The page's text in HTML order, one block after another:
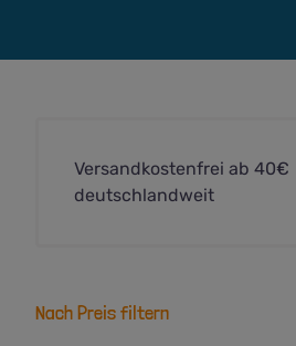
Versandkostenfrei ab 40€
deutschlandweit
Nach Preis filtern